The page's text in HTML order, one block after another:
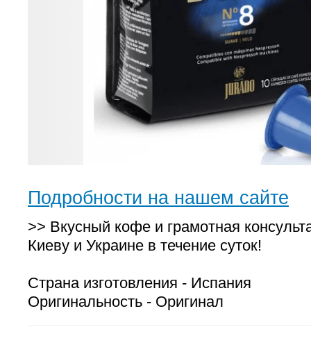
Подробности на нашем сайте
>> Вкусный кофе и грамотная
Киеву и Украине в течение суток!
Страна изготовления - Испания
Оригинальность - Оригинал